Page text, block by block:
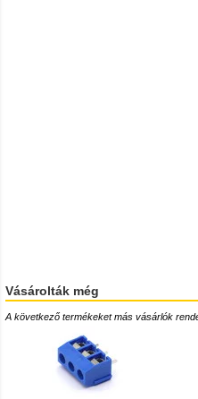
Vásárolták még
A következő termékeket más vásárlók